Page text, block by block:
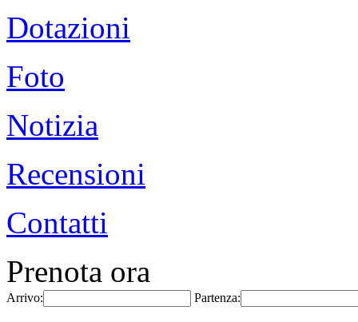
Dotazioni
Foto
Notizia
Recensioni
Contatti
Prenota ora
Arrivo: Partenza: